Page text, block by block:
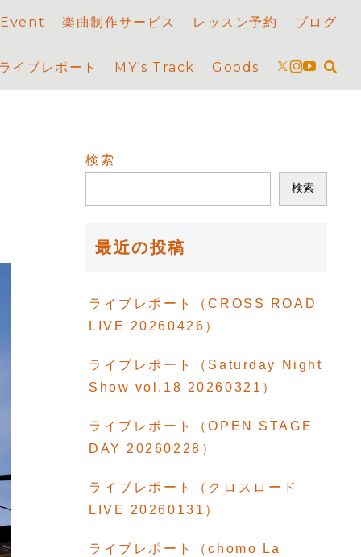
楽曲制作サービス レッスン予約 ブログ
ライブレポート MY‘s Track Goods
検索
検索
最近の投稿
ライブレポート（CROSS ROAD
LIVE 20260426）
ライブレポート（Saturday Night
Show vol.18 20260321）
ライブレポート（OPEN STAGE
DAY 20260228）
ライブレポート（クロスロード
LIVE 20260131）
ライブレポート（chomo La